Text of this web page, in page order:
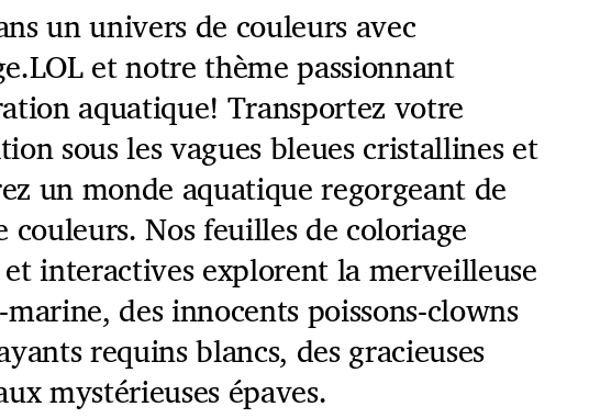
un univers de couleurs avec
et notre thème passionnant
aquatique! Transportez votre
sous les vagues bleues cristallines et
un monde aquatique regorgeant de
couleurs. Nos feuilles de coloriage
interactives explorent la merveilleuse
des innocents poissons-clowns
requins blancs, des gracieuses
mystérieuses épaves.